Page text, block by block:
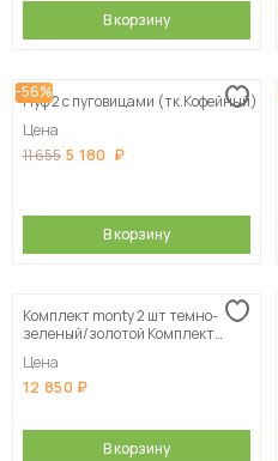
В корзину
-56%
Пуф 2 с пуговицами (тк.Кофейный)
Цена
11 655 5 180
В корзину
Комплект monty 2 шт темно-
зеленый/золотой Комплект
зеленый/золотой
Цена
12 850
В корзину